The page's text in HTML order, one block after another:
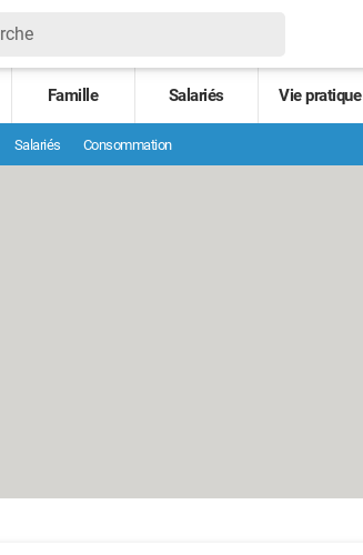
Famille Salariés Vie pratique
Salariés Consommation